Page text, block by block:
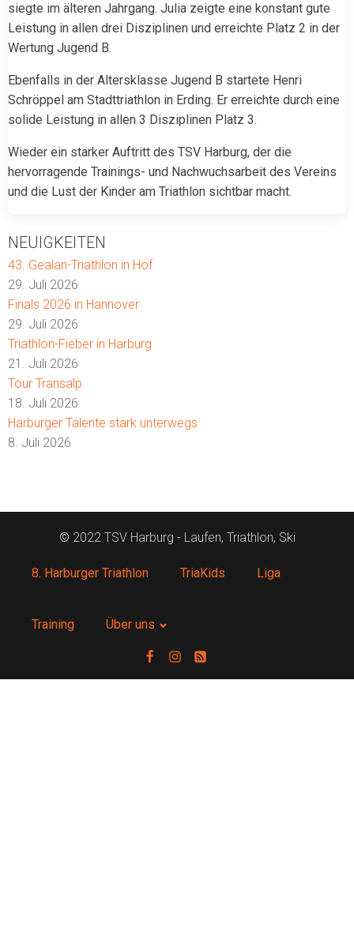
siegte im älteren Jahrgang. Julia zeigte eine konstant gute
Leistung in allen drei Disziplinen und erreichte Platz 2 in der
Wertung Jugend B.
Ebenfalls in der Altersklasse Jugend B startete Henri
Schröppel am Stadttriathlon in Erding. Er erreichte durch eine
solide Leistung in allen 3 Disziplinen Platz 3.
Wieder ein starker Auftritt des TSV Harburg, der die
hervorragende Trainings- und Nachwuchsarbeit des Vereins
und die Lust der Kinder am Triathlon sichtbar macht.
NEUIGKEITEN
43. Gealan-Triathlon in Hof
29. Juli 2026
Finals 2026 in Hannover
29. Juli 2026
Triathlon-Fieber in Harburg
21. Juli 2026
Tour Transalp
18. Juli 2026
Harburger Talente stark unterwegs
8. Juli 2026
© 2022 TSV Harburg - Laufen, Triathlon, Ski
8. Harburger Triathlon TriaKids Liga
Training Über uns